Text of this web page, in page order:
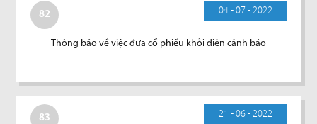
82 04 - 07 - 2022
Thông báo về việc đưa cổ phiếu khỏi diện cảnh báo
83 21 - 06 - 2022